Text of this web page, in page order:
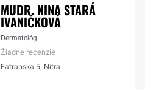
MUDR. NINA STARÁ
IVANIČKOVÁ
Dermatológ
Žiadne recenzie
Fatranská 5, Nitra